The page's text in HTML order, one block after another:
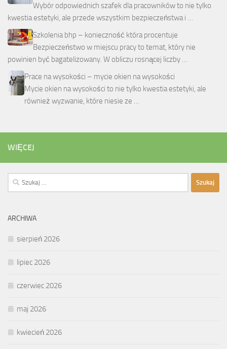
Wybór odpowiednich szafek dla pracowników to nie tylko
kwestia estetyki, ale przede wszystkim bezpieczeństwa i …
Szkolenia bhp – konieczność która procentuje
Bezpieczeństwo w miejscu pracy to temat, który nie
powinien być bagatelizowany. W obliczu rosnącej liczby …
Prace na wysokości – mycie okien na wysokości
Mycie okien na wysokości to nie tylko kwestia estetyki, ale
również wyzwanie, które niesie ze …
WIĘCEJ
Szukaj:
ARCHIWA
sierpień 2026
lipiec 2026
czerwiec 2026
maj 2026
kwiecień 2026